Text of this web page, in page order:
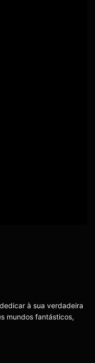
à sua verdadeira
mundos fantásticos,